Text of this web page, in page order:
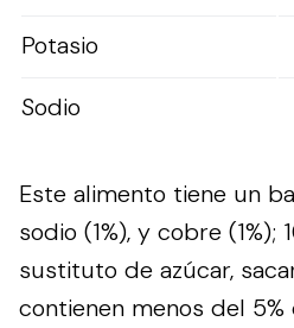
Potasio
Sodio
Este alimento tiene un
sodio (1%), y cobre (1%);
sustituto de azúcar,
contienen menos del